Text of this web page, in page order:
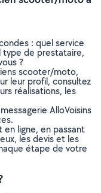
: quel service
type de prestataire,
?
scooter/moto,
leur profil, consultez
réalisations, les
AlloVoisins
ligne, en passant
les devis et les
étape de votre